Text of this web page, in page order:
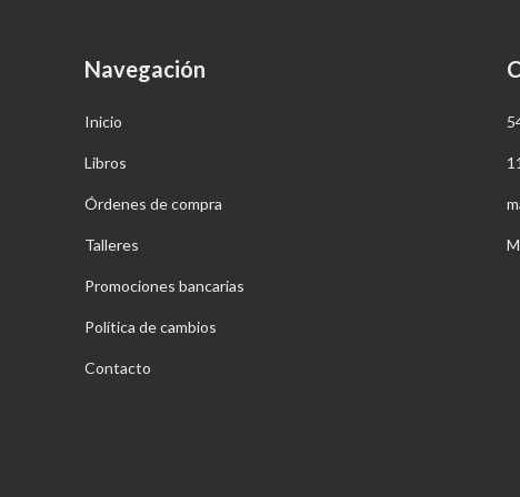
Navegación
Inicio
Libros
Órdenes de compra
Talleres
Promociones bancarias
Política de cambios
Contacto